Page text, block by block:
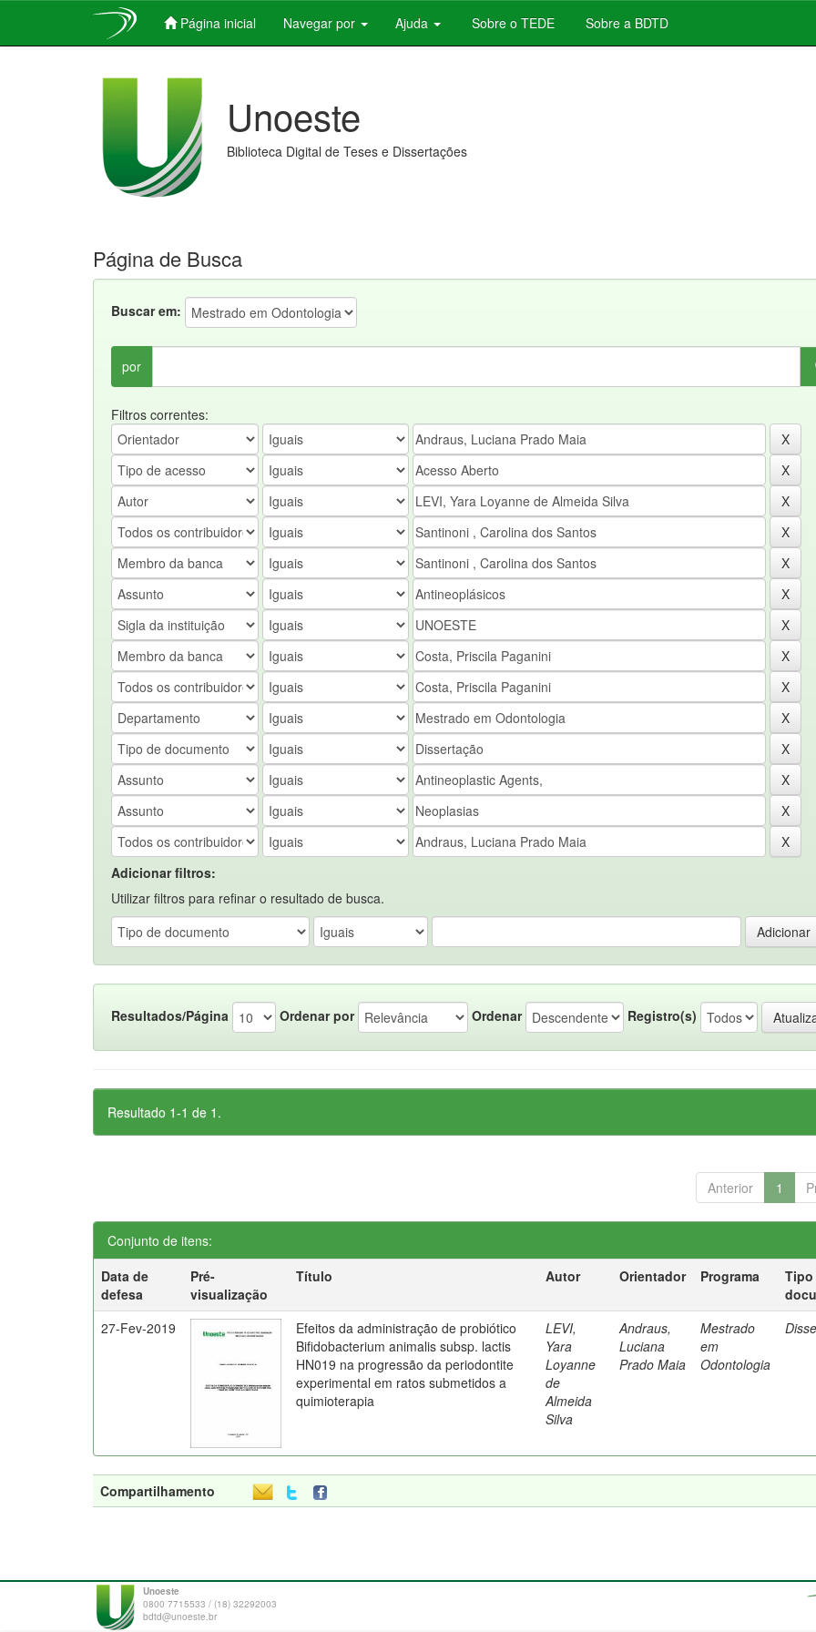
Página inicial Navegar por Ajuda Sobre o TEDE Sobre a BDTD
Unoeste
Biblioteca Digital de Teses e Dissertações
Página de Busca
Buscar em:
por
Filtros correntes:
Adicionar filtros:
Utilizar filtros para refinar o resultado de busca.
Resultados/Página Ordenar por Ordenar Registro(s)
Resultado 1-1 de 1.
Anterior 1
Conjunto de itens:
Data de
defesa
Pré-
visualização
Título Autor Orientador Programa
Tipo
27-Fev-2019
Efeitos da administração de probiótico
Bifidobacterium animalis subsp. lactis
HN019 na progressão da periodontite
experimental em ratos submetidos a
quimioterapia
LEVI,
Yara
Loyanne
de
Almeida
Silva
Andraus,
Luciana
Prado Maia
Mestrado
em
Odontologia
Compartilhamento
Unoeste
0800 7715533 / (18) 32292003
bdtd@unoeste.br